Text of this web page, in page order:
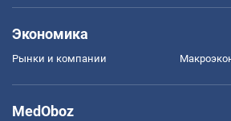
Экономика
Рынки и компании
MedOboz